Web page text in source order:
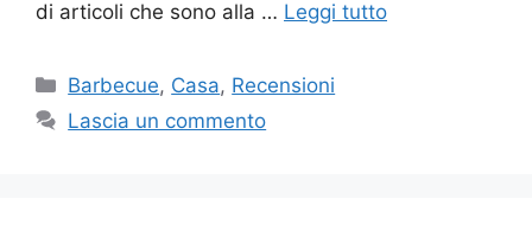
di articoli che sono alla … Leggi tutto
Categorie
Barbecue, Casa, Recensioni
Lascia un commento